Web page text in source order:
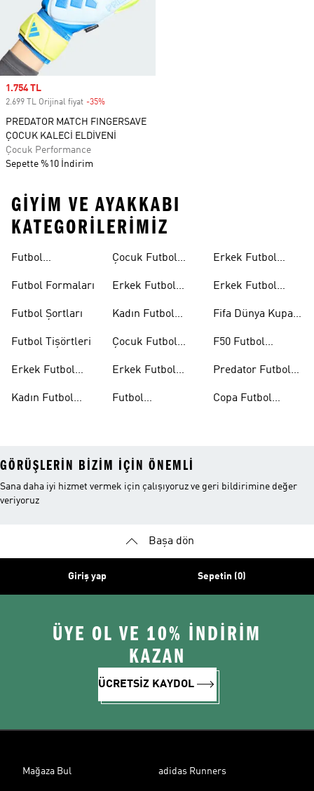
Sale price
1.754 TL
2.699 TL Orijinal fiyat -35%
PREDATOR MATCH FINGERSAVE
ÇOCUK KALECİ ELDİVENİ
Çocuk Performance
Sepette %10 İndirim
GIYIM VE AYAKKABI
KATEGORILERIMIZ
Futbol
Futbol Formaları
Futbol Şortları
Futbol Tişörtleri
Erkek Futbol
Kadın Futbol
Çocuk Futbol
Erkek Futbol
Kadın Futbol
Çocuk Futbol
Erkek Futbol
Futbol
Erkek Futbol
Erkek Futbol
Fifa Dünya Kupası
F50 Futbol
Predator Futbol
Copa Futbol
GÖRÜŞLERIN BIZIM IÇIN ÖNEMLI
Sana daha iyi hizmet vermek için çalışıyoruz ve geri bildirimine değer
veriyoruz
Başa dön
Giriş yap Sepetin (0)
ÜYE OL VE 10% İNDİRİM
KAZAN
ÜCRETSİZ KAYDOL
Mağaza Bul adidas Runners